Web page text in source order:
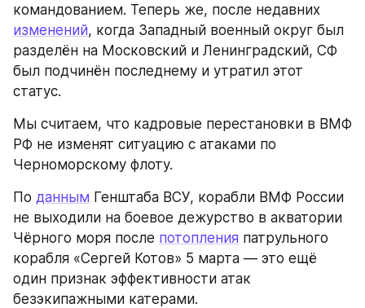
изменений, когда Западный военный округ был
разделён на Московский и Ленинградский, СФ
был подчинён последнему и утратил этот
статус.
Мы считаем, что кадровые перестановки в ВМФ
РФ не изменят ситуацию с атаками по
Черноморскому флоту.
По данным Генштаба ВСУ, корабли ВМФ России
не выходили на боевое дежурство в акватории
Чёрного моря после потопления патрульного
корабля «Сергей Котов» 5 марта — это ещё
один признак эффективности атак
безэкипажными катерами.